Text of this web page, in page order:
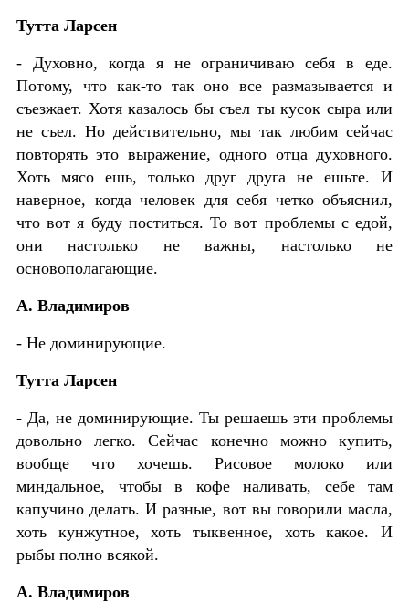
Тутта Ларсен
- Духовно, когда я не ограничиваю себя в еде.
Потому, что как-то так оно все размазывается и
съезжает. Хотя казалось бы съел ты кусок сыра или
не съел. Но действительно, мы так любим сейчас
повторять это выражение, одного отца духовного.
Хоть мясо ешь, только друг друга не ешьте. И
наверное, когда человек для себя четко объяснил,
что вот я буду поститься. То вот проблемы с едой,
они настолько не важны, настолько не
основополагающие.
А. Владимиров
- Не доминирующие.
Тутта Ларсен
- Да, не доминирующие. Ты решаешь эти проблемы
довольно легко. Сейчас конечно можно купить,
вообще что хочешь. Рисовое молоко или
миндальное, чтобы в кофе наливать, себе там
капучино делать. И разные, вот вы говорили масла,
хоть кунжутное, хоть тыквенное, хоть какое. И
рыбы полно всякой.
А. Владимиров